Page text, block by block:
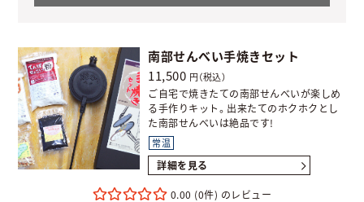
南部せんべい手焼きセット
11,500 円（税込）
ご自宅で焼きたての南部せんべいが楽しめ
る手作りキット。出来たてのホクホクとし
た南部せんべいは絶品です!
常温
詳細を見る
0.00 (0件)